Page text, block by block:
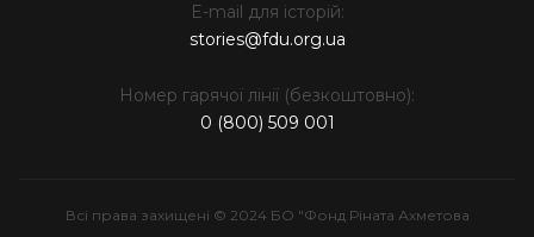
E-mail для історій:
stories@fdu.org.ua
Номер гарячої лінії (безкоштовно):
0 (800) 509 001
Всі права захищені © 2024 БО "Фонд Ріната Ахметова